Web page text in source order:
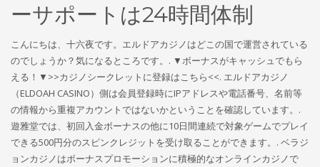
ーサポートは24時間体制
こんにちは、十六夜です。エルドアカジノはどこの国で運営されている
のでしょうか？気になるところです。. ▼ボーナスがキャッシュでもら
える！▼>>カジノシークレットに登録はこちら<<. エルドアカジノ
（ELDOAH CASINO）側は会員登録時にIPアドレスや電話番号、名前等
の情報から重複アカウントではないかということを確認しています。.
遊雅堂では、初回入金ボーナスの他に10日間連続で対象ゲームでプレイ
できる500円分のスピンクレジットを受け取ることができます。. ベラジ
ョンカジノはボーナスプロモーションに積極的なオンラインカジノで